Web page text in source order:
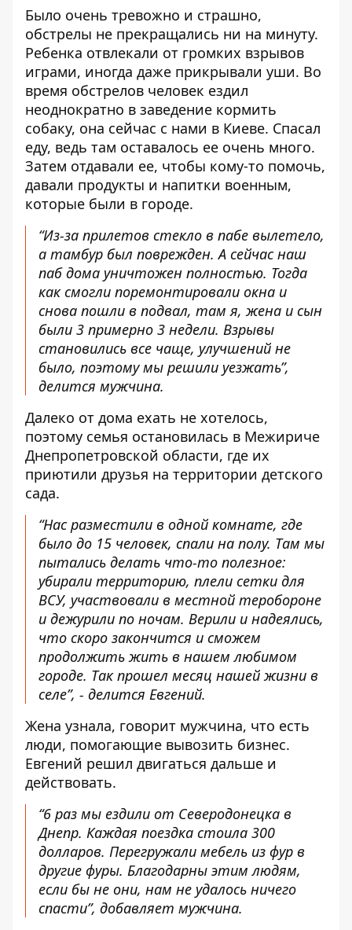
Было очень тревожно и страшно,
обстрелы не прекращались ни на минуту.
Ребенка отвлекали от громких взрывов
играми, иногда даже прикрывали уши. Во
время обстрелов человек ездил
неоднократно в заведение кормить
собаку, она сейчас с нами в Киеве. Спасал
еду, ведь там оставалось ее очень много.
Затем отдавали ее, чтобы кому-то помочь,
давали продукты и напитки военным,
которые были в городе.
“Из-за прилетов стекло в пабе вылетело,
а тамбур был поврежден. А сейчас наш
паб дома уничтожен полностью. Тогда
как смогли поремонтировали окна и
снова пошли в подвал, там я, жена и сын
были 3 примерно 3 недели. Взрывы
становились все чаще, улучшений не
было, поэтому мы решили уезжать”,
делится мужчина.
Далеко от дома ехать не хотелось,
поэтому семья остановилась в Межириче
Днепропетровской области, где их
приютили друзья на территории детского
сада.
“Нас разместили в одной комнате, где
было до 15 человек, спали на полу. Там мы
пытались делать что-то полезное:
убирали территорию, плели сетки для
ВСУ, участвовали в местной теробороне
и дежурили по ночам. Верили и надеялись,
что скоро закончится и сможем
продолжить жить в нашем любимом
городе. Так прошел месяц нашей жизни в
селе”, - делится Евгений.
Жена узнала, говорит мужчина, что есть
люди, помогающие вывозить бизнес.
Евгений решил двигаться дальше и
действовать.
“6 раз мы ездили от Северодонецка в
Днепр. Каждая поездка стоила 300
долларов. Перегружали мебель из фур в
другие фуры. Благодарны этим людям,
если бы не они, нам не удалось ничего
спасти”, добавляет мужчина.